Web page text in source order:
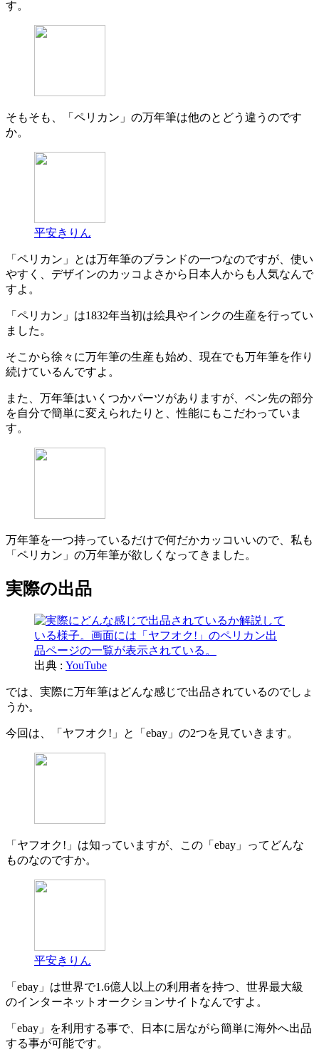
す。
そもそも、「ペリカン」の万年筆は他のとどう違うのです
か。
平安きりん
「ペリカン」とは万年筆のブランドの一つなのですが、使い
やすく、デザインのカッコよさから日本人からも人気なんで
すよ。
「ペリカン」は1832年当初は絵具やインクの生産を行ってい
ました。
そこから徐々に万年筆の生産も始め、現在でも万年筆を作り
続けているんですよ。
また、万年筆はいくつかパーツがありますが、ペン先の部分
を自分で簡単に変えられたりと、性能にもこだわっていま
す。
万年筆を一つ持っているだけで何だかカッコいいので、私も
「ペリカン」の万年筆が欲しくなってきました。
実際の出品
出典 : YouTube
では、実際に万年筆はどんな感じで出品されているのでしょ
うか。
今回は、「ヤフオク!」と「ebay」の2つを見ていきます。
「ヤフオク!」は知っていますが、この「ebay」ってどんな
ものなのですか。
平安きりん
「ebay」は世界で1.6億人以上の利用者を持つ、世界最大級
のインターネットオークションサイトなんですよ。
「ebay」を利用する事で、日本に居ながら簡単に海外へ出品
する事が可能です。